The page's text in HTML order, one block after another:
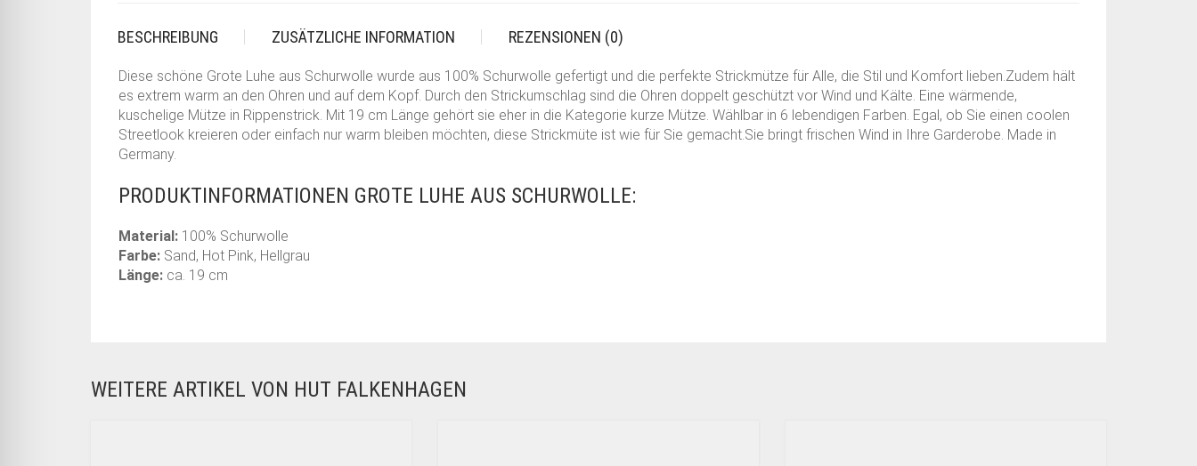
BESCHREIBUNG ZUSÄTZLICHE INFORMATION REZENSIONEN (0)
Diese schöne Grote Luhe aus Schurwolle wurde aus 100% Schurwolle gefertigt und die perfekte Strickmütze für Alle, die Stil und Komfort lieben.Zudem hält
es extrem warm an den Ohren und auf dem Kopf. Durch den Strickumschlag sind die Ohren doppelt geschützt vor Wind und Kälte. Eine wärmende,
kuschelige Mütze in Rippenstrick. Mit 19 cm Länge gehört sie eher in die Kategorie kurze Mütze. Wählbar in 6 lebendigen Farben. Egal, ob Sie einen coolen
Streetlook kreieren oder einfach nur warm bleiben möchten, diese Strickmüte ist wie für Sie gemacht.Sie bringt frischen Wind in Ihre Garderobe. Made in
Germany.
PRODUKTINFORMATIONEN GROTE LUHE AUS SCHURWOLLE:
Material: 100% Schurwolle
Farbe: Sand, Hot Pink, Hellgrau
Länge: ca. 19 cm
WEITERE ARTIKEL VON HUT FALKENHAGEN